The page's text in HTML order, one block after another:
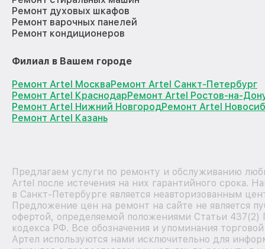
Ремонт духовых шкафов
Ремонт варочных панелей
Ремонт кондиционеров
Филиал в Вашем городе
Ремонт Artel МоскваРемонт Artel Санкт-Петербург
Ремонт Artel КраснодарРемонт Artel Ростов-на-
Ремонт Artel Нижний НовгородРемонт Artel
Ремонт Artel Казань
Предлагаем услуги по ремонту и обслуживанию
Artel после истечения на них гарантийного срока.
в Санкт-Петербурге является неавторизованным
Предложение цен на ремонт на сайте не является
офертой, определяемой положениями Статьи 437(2)
кодекса РФ. Все обозначения и упоминания
Артел используются нами исключительно для